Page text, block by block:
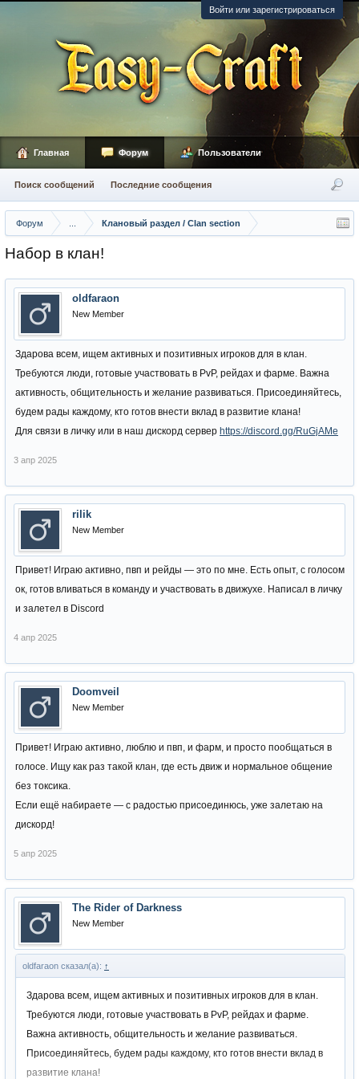
Войти или зарегистрироваться
Форум Клановый раздел / Сlan section
Набор в клан!
oldfaraon
New Member
Здарова всем, ищем активных и позитивных игроков для в клан.
Требуются люди, готовые участвовать в PvP, рейдах и фарме. Важна
активность, общительность и желание развиваться. Присоединяйтесь,
будем рады каждому, кто готов внести вклад в развитие клана!
Для связи в личку или в наш дискорд сервер https://discord.gg/RuGjAMe
3 апр 2025
rilik
New Member
Привет! Играю активно, пвп и рейды — это по мне. Есть опыт, с голосом
ок, готов вливаться в команду и участвовать в движухе. Написал в личку
и залетел в Discord
4 апр 2025
Doomveil
New Member
Привет! Играю активно, люблю и пвп, и фарм, и просто пообщаться в
голосе. Ищу как раз такой клан, где есть движ и нормальное общение
без токсика.
Если ещё набираете — с радостью присоединюсь, уже залетаю на
дискорд!
5 апр 2025
The Rider of Darkness
New Member
oldfaraon сказал(а): ↑
Здарова всем, ищем активных и позитивных игроков для в клан.
Требуются люди, готовые участвовать в PvP, рейдах и фарме.
Важна активность, общительность и желание развиваться.
Присоединяйтесь, будем рады каждому, кто готов внести вклад в
развитие клана!
Главная Форум
Поиск сообщений Последние сообщения
Пользователи